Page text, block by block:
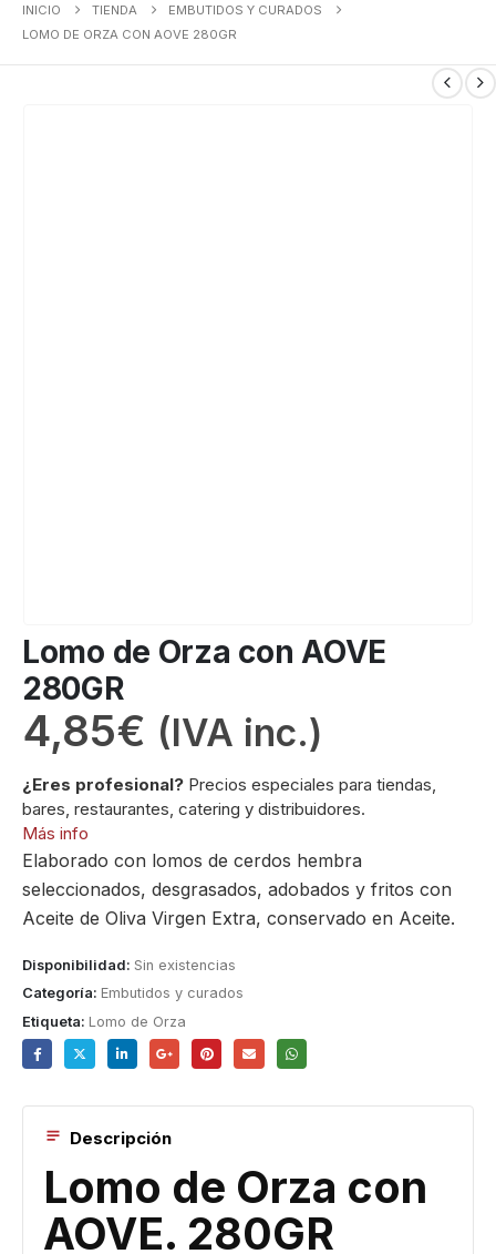
INICIO TIENDA
EMBUTIDOS Y CURADOS
LOMO DE ORZA CON AOVE 280GR
Lomo de Orza con AOVE
280GR
4,85€ (IVA inc.)
¿Eres profesional? Precios especiales para tiendas,
bares, restaurantes, catering y distribuidores.
Más info
Elaborado con lomos de cerdos hembra
seleccionados, desgrasados, adobados y fritos con
Aceite de Oliva Virgen Extra, conservado en Aceite.
Disponibilidad: Sin existencias
Categoría: Embutidos y curados
Etiqueta: Lomo de Orza
Descripción
Lomo de Orza con
AOVE. 280GR